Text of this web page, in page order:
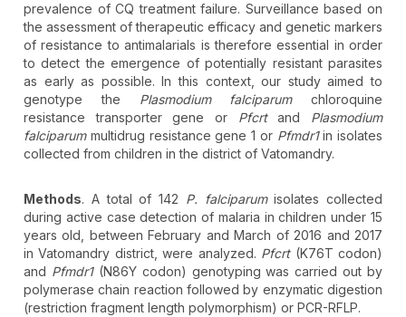
prevalence of CQ treatment failure. Surveillance based on
the assessment of therapeutic efficacy and genetic markers
of resistance to antimalarials is therefore essential in order
to detect the emergence of potentially resistant parasites
as early as possible. In this context, our study aimed to
genotype the Plasmodium falciparum chloroquine
resistance transporter gene or Pfcrtand Plasmodium
falciparummultidrug resistance gene 1 or Pfmdr1in isolates
collected from children in the district of Vatomandry.
Methods. A total of 142 P. falciparumisolates collected
during active case detection of malaria in children under 15
years old, between February and March of 2016 and 2017
in Vatomandry district, were analyzed. Pfcrt(K76T codon)
and Pfmdr1(N86Y codon) genotyping was carried out by
polymerase chain reaction followed by enzymatic digestion
(restriction fragment length polymorphism) or PCR-RFLP.